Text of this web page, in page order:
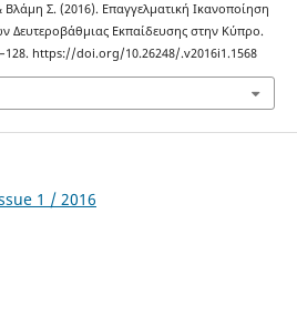
Σ. (2016). Επαγγελματική Ικανοποίηση
Δευτεροβάθμιας Εκπαίδευσης στην Κύπρο.
https://doi.org/10.26248/.v2016i1.1568
1 / 2016